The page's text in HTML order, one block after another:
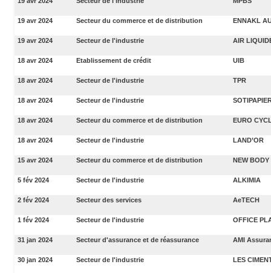
19 avr 2024 Secteur du commerce et de distribution ENNAKL
19 avr 2024 Secteur de l'industrie AIR
18 avr 2024 Etablissement de crédit UIB
18 avr 2024 Secteur de l'industrie TPR
18 avr 2024 Secteur de l'industrie
18 avr 2024 Secteur du commerce et de distribution EURO
18 avr 2024 Secteur de l'industrie LAND’OR
15 avr 2024 Secteur du commerce et de distribution NEW BODY
5 fév 2024 Secteur de l'industrie ALKIMIA
2 fév 2024 Secteur des services AeTECH
1 fév 2024 Secteur de l'industrie OFFICE
31 jan 2024 Secteur d'assurance et de réassurance AMI
30 jan 2024 Secteur de l'industrie LES